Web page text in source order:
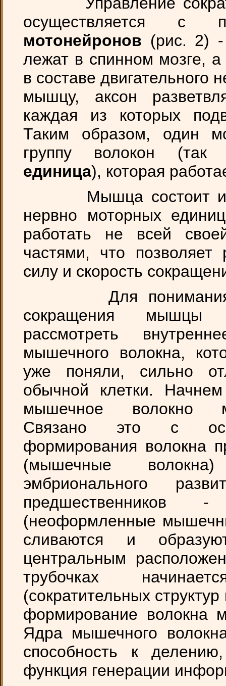
осуществляется с
мотонейронов (рис. 2) -
лежат в спинном мозге,
в составе
мышцу, аксон
каждая из которых
Таким образом, один
группу волокон
единица), которая
Мышца состоит из
нервно моторных
работать не всей
частями, что позволяет
силу и скорость
Для понимания
сокращения мышцы
рассмотреть
мышечного волокна,
уже поняли, сильно
обычной клетки.
мышечное волокно
Связано это с
формирования волокна
(мышечные
эмбрионального
(неоформленные
сливаются и
центральным
трубочках
(сократительных
формирование волокна
Ядра мышечного
способность к
функция генерации